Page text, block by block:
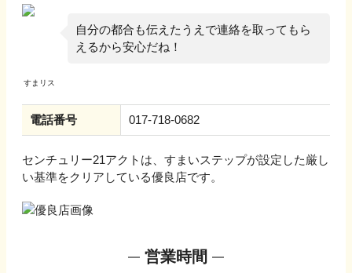
自分の都合も伝えたうえで連絡を取ってもら
えるから安心だね！
電話番号 017-718-0682
センチュリー21アクト は、すまいステップが設定した厳し
い基準をクリアしている優良店です。
営業時間